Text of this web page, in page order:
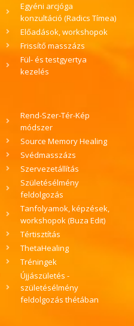
Egyéni arcjóga
konzultáció (Radics Tímea)
Előadások, workshopok
Frissítő masszázs
Fül- és testgyertya
kezelés
Rend-Szer-Tér-Kép
módszer
Source Memory Healing
Svédmasszázs
Szervezetállítás
Születésélmény
feldolgozás
Tanfolyamok, képzések,
workshopok (Buza Edit)
Tértisztítás
ThetaHealing
Tréningek
Újjászületés -
születésélmény
feldolgozás thétában